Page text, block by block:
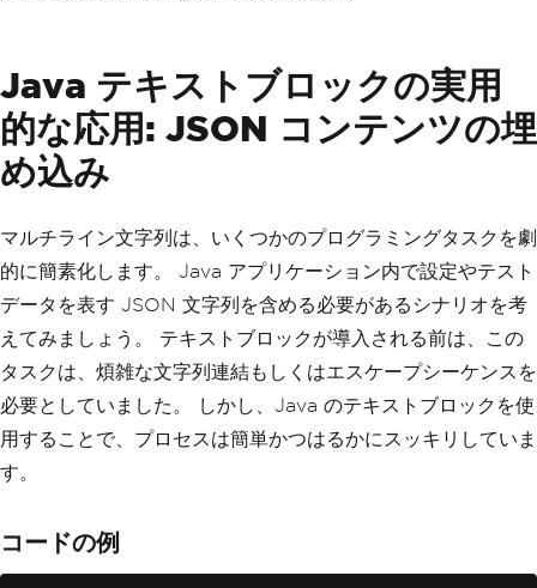
Java テキストブロックの実用
的な応用: JSON コンテンツの埋
め込み
マルチライン文字列は、いくつかのプログラミングタスクを劇
的に簡素化します。 Java アプリケーション内で設定やテスト
データを表す JSON 文字列を含める必要があるシナリオを考
えてみましょう。 テキストブロックが導入される前は、この
タスクは、煩雑な文字列連結もしくはエスケープシーケンスを
必要としていました。 しかし、Java のテキストブロックを使
用することで、プロセスは簡単かつはるかにスッキリしていま
す。
コードの例